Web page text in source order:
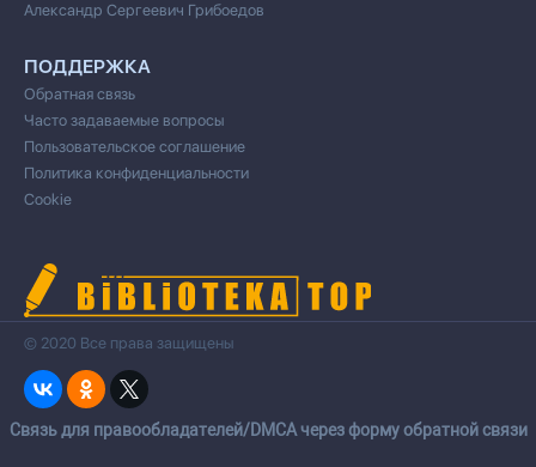
Александр Сергеевич Грибоедов
ПОДДЕРЖКА
Обратная связь
Часто задаваемые вопросы
Пользовательское соглашение
Политика конфиденциальности
Cookie
© 2020 Все права защищены
Cвязь для правообладателей/DMCA через форму обратной связи